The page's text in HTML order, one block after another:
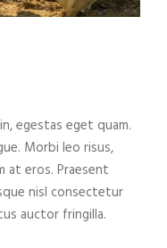
egestas eget quam.
Morbi leo risus,
at eros. Praesent
nisl consectetur
auctor fringilla.